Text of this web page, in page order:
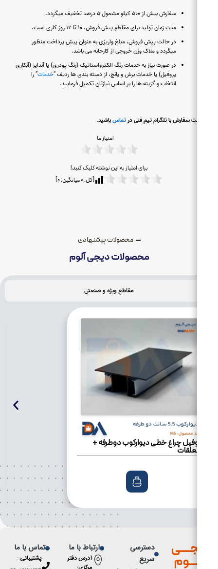
سفارش بیش از ۵۰۰ کیلو مشمول ۵ درصد تخفیف میگردد.
مدت زمان تولید برای مقاطع پیش فروش، ۱۰ تا ۱۲ روز کاری است.
در حالت پیش فروش، مبلغ واریزی به عنوان پیش پرداخت منظور
میگردد و ملاک وزن خروجی از کارخانه می باشد.
در صورت نیاز به خدمات رنگ الکترواستاتیک (رنگ پودری) یا آندایز (آبکاری
پروفیل) یا خدمات برش و پانچ، از دسته بندی ها ردیف “خدمات” را
انتخاب و گزینه ها را بر اساس نیازتان تکمیل فرمایید.
سفارش با تلگرام تیم فنی درتماسباشید.
برای امتیاز به این نوشته کلیک کنید!
[کل:
میانگین:۰]
محصولات پیشنهادی
محصولات دیجی آلوم
مقاطع ویژه و صنعتی
چراغ خطی دیوارکوب دوطرفه +
دسترسی
سریع
ارتباط با ما
آدرس دفتر
تماس با ما
پشتیبانی :